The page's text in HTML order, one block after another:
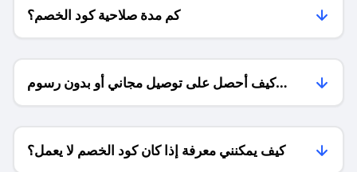
كم مدة صلاحية كود الخصم؟
كيف أحصل على توصيل مجاني أو بدون رسوم
الشحن ؟
كيف يمكنني معرفة إذا كان كود الخصم لا يعمل؟